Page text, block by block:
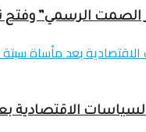
الصمت الرسمي”
الاقتصادية